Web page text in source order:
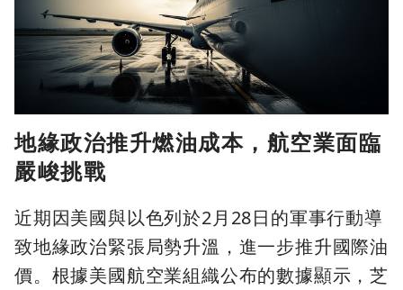
地緣政治推升燃油成本，航空業面臨
嚴峻挑戰
近期因美國與以色列於2月28日的軍事行動導
致地緣政治緊張局勢升溫，進一步推升國際油
價。根據美國航空業組織公布的數據顯示，芝